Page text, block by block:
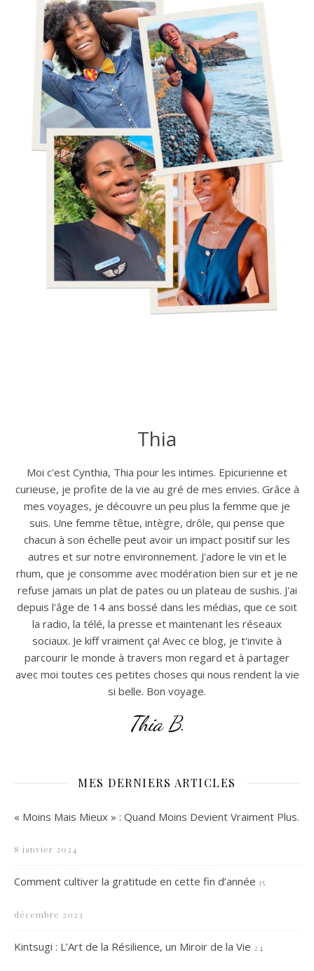
Thia
Moi c'est Cynthia, Thia pour les intimes. Epicurienne et
curieuse, je profite de la vie au gré de mes envies. Grâce à
mes voyages, je découvre un peu plus la femme que je
suis. Une femme têtue, intègre, drôle, qui pense que
chacun à son échelle peut avoir un impact positif sur les
autres et sur notre environnement. J'adore le vin et le
rhum, que je consomme avec modération bien sur et je ne
refuse jamais un plat de pates ou un plateau de sushis. J'ai
depuis l'âge de 14 ans bossé dans les médias, que ce soit
la radio, la télé, la presse et maintenant les réseaux
sociaux. Je kiff vraiment ça! Avec ce blog, je t'invite à
parcourir le monde à travers mon regard et à partager
avec moi toutes ces petites choses qui nous rendent la vie
si belle. Bon voyage.
Thia B.
MES DERNIERS ARTICLES
« Moins Mais Mieux » : Quand Moins Devient Vraiment Plus.
8 janvier 2024
Comment cultiver la gratitude en cette fin d’année 15
décembre 2023
Kintsugi : L’Art de la Résilience, un Miroir de la Vie 24